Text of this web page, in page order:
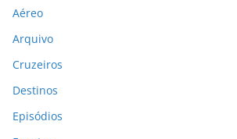
Aéreo
Arquivo
Cruzeiros
Destinos
Episódios